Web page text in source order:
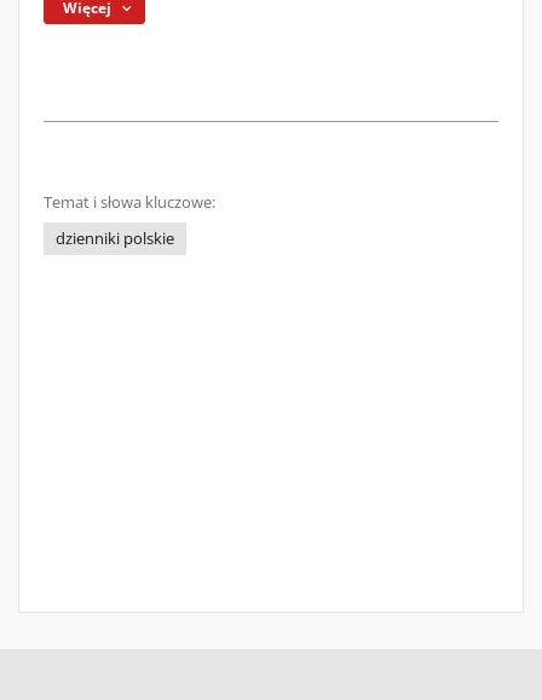
Więcej
Temat i słowa kluczowe:
dzienniki polskie